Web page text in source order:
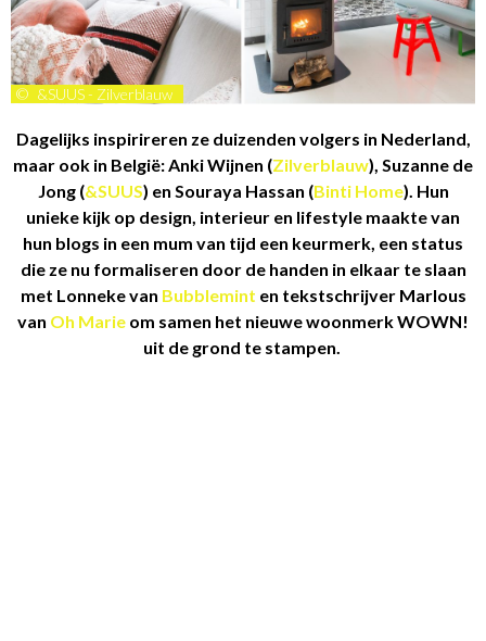
© &SUUS - Zilverblauw
Dagelijks inspirireren ze duizenden volgers in Nederland,
maar ook in België: Anki Wijnen (Zilverblauw), Suzanne de
Jong (&SUUS) en Souraya Hassan (Binti Home). Hun
unieke kijk op design, interieur en lifestyle maakte van
hun blogs in een mum van tijd een keurmerk, een status
die ze nu formaliseren door de handen in elkaar te slaan
met Lonneke van Bubblemint en tekstschrijver Marlous
van Oh Marie om samen het nieuwe woonmerk WOWN!
uit de grond te stampen.